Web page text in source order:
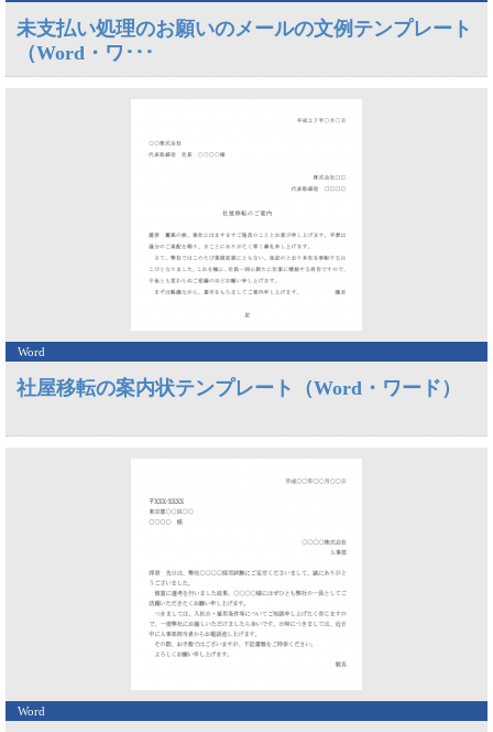
未支払い処理のお願いのメールの文例テンプレート
（Word・ワ･･･
Word
社屋移転の案内状テンプレート（Word・ワード）
Word